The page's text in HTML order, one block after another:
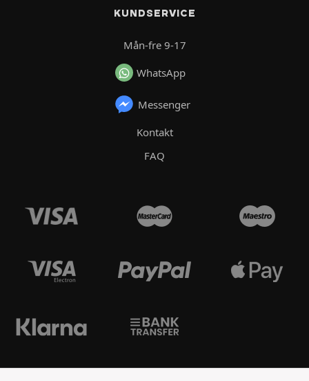
KUNDSERVICE
Mån-fre 9-17
WhatsApp
Messenger
Kontakt
FAQ